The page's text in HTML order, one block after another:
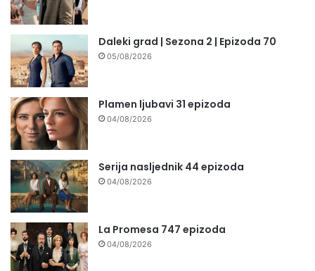
Daleki grad | Sezona 2 | Epizoda 70
05/08/2026
Plamen ljubavi 31 epizoda
04/08/2026
Serija nasljednik 44 epizoda
04/08/2026
La Promesa 747 epizoda
04/08/2026